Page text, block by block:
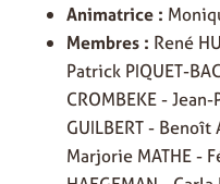
Animatrice :
Membres : René
Patrick PIQUET-
CROMBEKE -
GUILBERT - Benoît
Marjorie MATHE -